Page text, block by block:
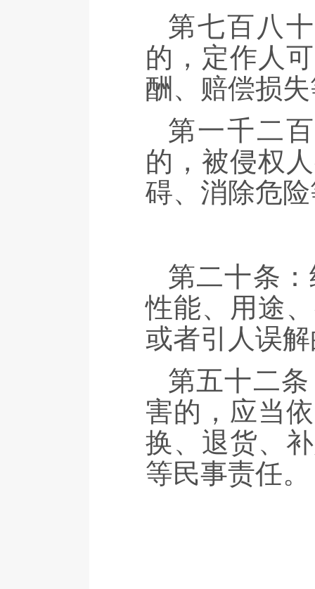
第七百八
的，定作人
酬、赔偿损
第一千二
的，被侵权
碍、消除危
第二十条
性能、用途
或者引人误
第五十二
害的，应当
换、退货、
等民事责任。